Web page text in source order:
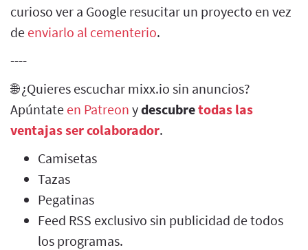
curioso ver a Google resucitar un proyecto en vez
de enviarlo al cementerio.
----
🌐 ¿Quieres escuchar mixx.io sin anuncios?
Apúntate en Patreon ydescubretodas las
ventajas ser colaborador.
Camisetas
Tazas
Pegatinas
Feed RSS exclusivo sin publicidad de todos
los programas.